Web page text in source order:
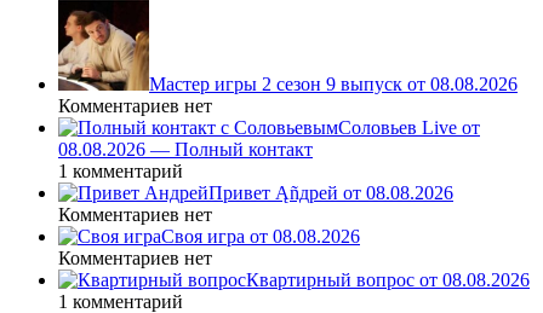
Мастер игры 2 сезон 9 выпуск от 08.08.2026
Комментариев нет
Соловьев Live от
08.08.2026 — Полный контакт
1 комментарий
Привет Ąñдpей от 08.08.2026
Комментариев нет
Своя игра от 08.08.2026
Комментариев нет
Квартирный вопрос от 08.08.2026
1 комментарий